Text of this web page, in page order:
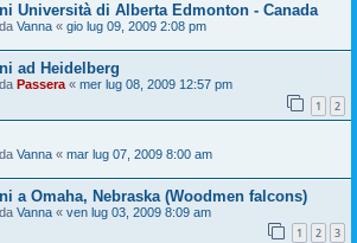
Università di Alberta Edmonton - Canada
Vanna « gio lug 09, 2009 2:08 pm
ad Heidelberg
Passera « mer lug 08, 2009 12:57 pm
1 2
Vanna « mar lug 07, 2009 8:00 am
a Omaha, Nebraska (Woodmen falcons)
Vanna « ven lug 03, 2009 8:09 am
1 2 3